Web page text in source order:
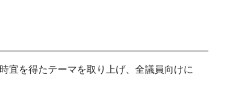
宜を得たテーマを取り上げ、全議員向けに